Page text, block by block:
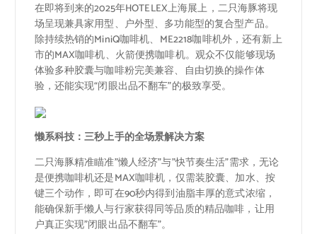
在即将到来的2025年HOTELEX上海展上，二只海豚将现
场呈现兼具家用型、户外型、多功能型的复合型产品。
除持续热销的MiniQ咖啡机、ME2218咖啡机外，还有新上
市的MAX咖啡机、火箭便携咖啡机。观众不仅能够现场
体验多种胶囊与咖啡粉完美兼容、自由切换的操作体
验，还能实现“闭眼出品不翻车”的极致享受。
懒系科技：三秒上手的全场景解决方案
二只海豚精准瞄准”懒人经济”与”快节奏生活”需求，无论
是便携咖啡机还是MAX咖啡机，仅需装胶囊、加水、按
键三个动作，即可在90秒内得到油脂丰厚的意式浓缩，
能确保新手懒人与行家获得同等品质的精品咖啡，让用
户真正实现”闭眼出品不翻车”。